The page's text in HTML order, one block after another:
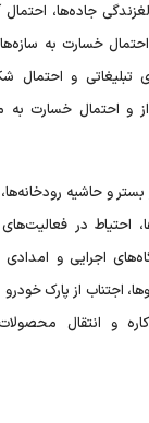
جاده‌ها، احتمال
خسارت به
تبلیغاتی و احتمال
و احتمال خسارت
و حاشیه رودخانه‌ها،
احتیاط در
اجرایی و امدادی
اجتناب از پارک
و انتقال